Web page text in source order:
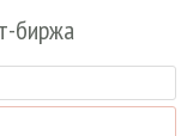
биржа